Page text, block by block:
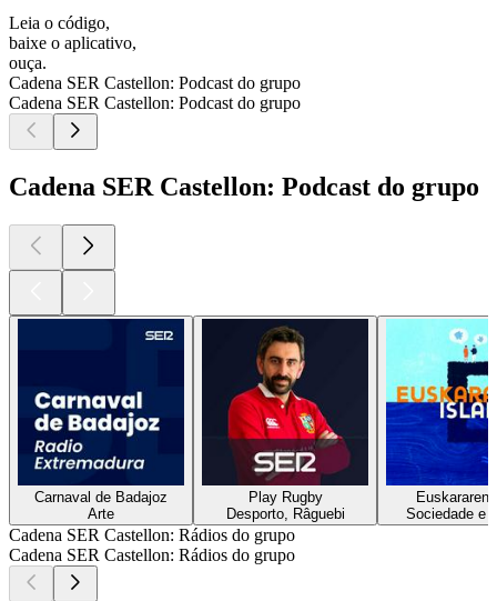
Leia o código,
baixe o aplicativo,
ouça.
Cadena SER Castellon: Podcast do grupo
Cadena SER Castellon: Podcast do grupo
Cadena SER Castellon: Podcast do grupo
Carnaval de Badajoz
Arte
Play Rugby
Desporto, Râguebi
Euskararen
Sociedade e
Cadena SER Castellon: Rádios do grupo
Cadena SER Castellon: Rádios do grupo